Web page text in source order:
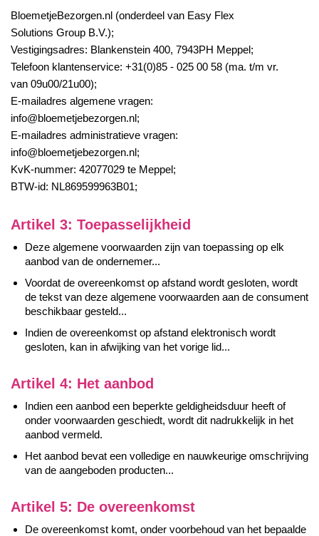
BloemetjeBezorgen.nl (onderdeel van Easy Flex
Solutions Group B.V.);
Vestigingsadres: Blankenstein 400, 7943PH Meppel;
Telefoon klantenservice: +31(0)85 - 025 00 58 (ma. t/m vr.
van 09u00/21u00);
E-mailadres algemene vragen:
info@bloemetjebezorgen.nl;
E-mailadres administratieve vragen:
info@bloemetjebezorgen.nl;
KvK-nummer: 42077029 te Meppel;
BTW-id: NL869599963B01;
Artikel 3: Toepasselijkheid
Deze algemene voorwaarden zijn van toepassing op elk
aanbod van de ondernemer...
Voordat de overeenkomst op afstand wordt gesloten, wordt
de tekst van deze algemene voorwaarden aan de consument
beschikbaar gesteld...
Indien de overeenkomst op afstand elektronisch wordt
gesloten, kan in afwijking van het vorige lid...
Artikel 4: Het aanbod
Indien een aanbod een beperkte geldigheidsduur heeft of
onder voorwaarden geschiedt, wordt dit nadrukkelijk in het
aanbod vermeld.
Het aanbod bevat een volledige en nauwkeurige omschrijving
van de aangeboden producten...
Artikel 5: De overeenkomst
De overeenkomst komt, onder voorbehoud van het bepaalde